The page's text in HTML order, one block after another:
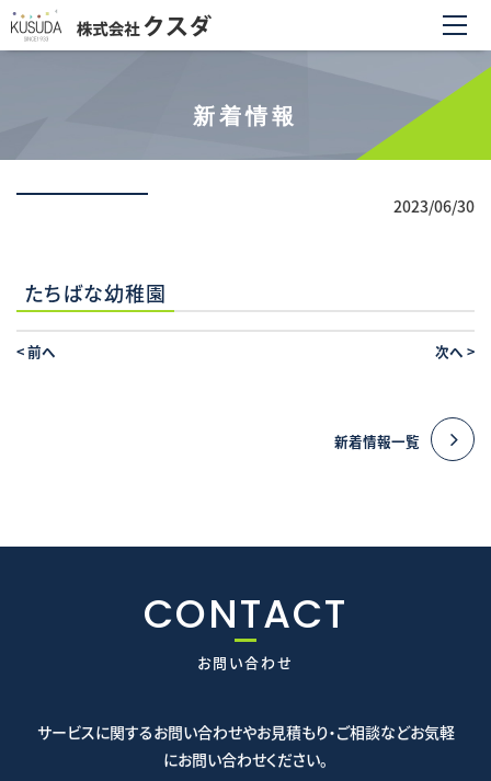
新着情報
2023/06/30
たちばな幼稚園
<前へ 次へ >
新着情報一覧
CONTACT
お問い合わせ
サービスに関するお問い合わせやお見積もり・ご相談などお気軽
にお問い合わせください。